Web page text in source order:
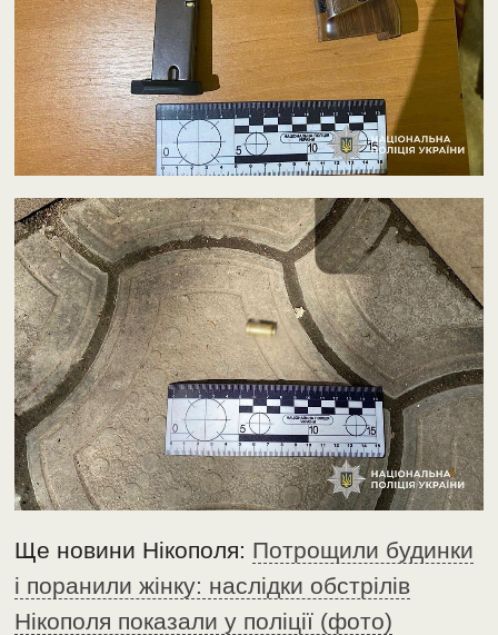
Ще новини Нікополя: Потрощили будинки
і поранили жінку: наслідки обстрілів
Нікополя показали у поліції (фото)